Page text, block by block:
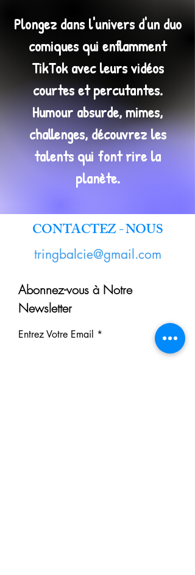
Plongez dans l'univers d'un duo
comiques qui enflamment
TikTok avec leurs vidéos
courtes et percutantes.
Humour absurde, mimes,
challenges, découvrez les
talents qui font rire la
planète.
CONTACTEZ - NOUS
tringbalcie@gmail.com
Abonnez-vous à Notre
Newsletter
Entrez Votre Email